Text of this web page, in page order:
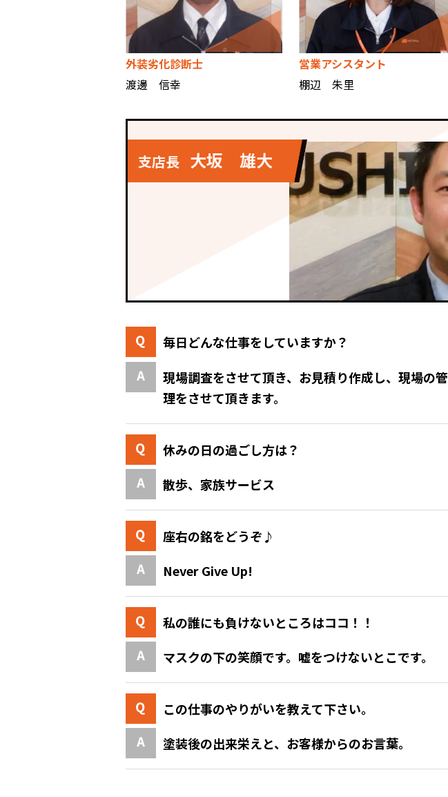
外装劣化診断士
渡邊 信幸
営業アシスタント
棚辺 朱里
支店長 大坂 雄大
毎日どんな仕事をしていますか？
現場調査をさせて頂き、お見積り作成し、現場の管
理をさせて頂きます。
休みの日の過ごし方は？
散歩、家族サービス
座右の銘をどうぞ♪
Never Give Up!
私の誰にも負けないところはココ！！
マスクの下の笑顔です。嘘をつけないとこです。
この仕事のやりがいを教えて下さい。
塗装後の出来栄えと、お客様からのお言葉。